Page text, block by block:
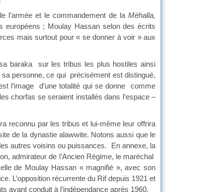
et le commandement de la Méhalla,
européens ; Moulay Hassan selon des écrits
mais surtout pour « se donner à voir » aux
sur les tribus les plus hostiles ainsi
personne, ce qui précisément est distingué,
l’image d’une totalité qui se donne comme
chorfas se seraient installés dans l’espace –
reconnu par les tribus et lui-même leur offrira
de la dynastie alawwite. Notons aussi que le
autres voisins ou puissances. En annexe, la
admirateur de l’Ancien Régime, le maréchal
de Moulay Hassan « magnifié », avec son
L’opposition récurrente du Rif depuis 1921 et
ayant conduit à l’indépendance après 1960.